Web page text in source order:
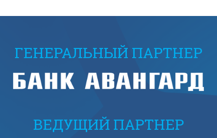
ГЕНЕРАЛЬНЫЙ ПАРТНЕР
ВЕДУЩИЙ ПАРТНЕР